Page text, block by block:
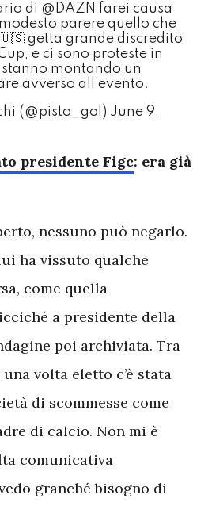
di @DAZN farei causa
parere quello che
🇺🇸 getta grande discredito
, e ci sono proteste in
montando un
avverso all’evento.
(@pisto_gol) June 9,
presidente Figc: era già
nessuno può negarlo.
ha vissuto qualche
come quella
a presidente della
poi archiviata. Tra
volta eletto c’è stata
di scommesse come
di calcio. Non mi è
comunicativa
granché bisogno di